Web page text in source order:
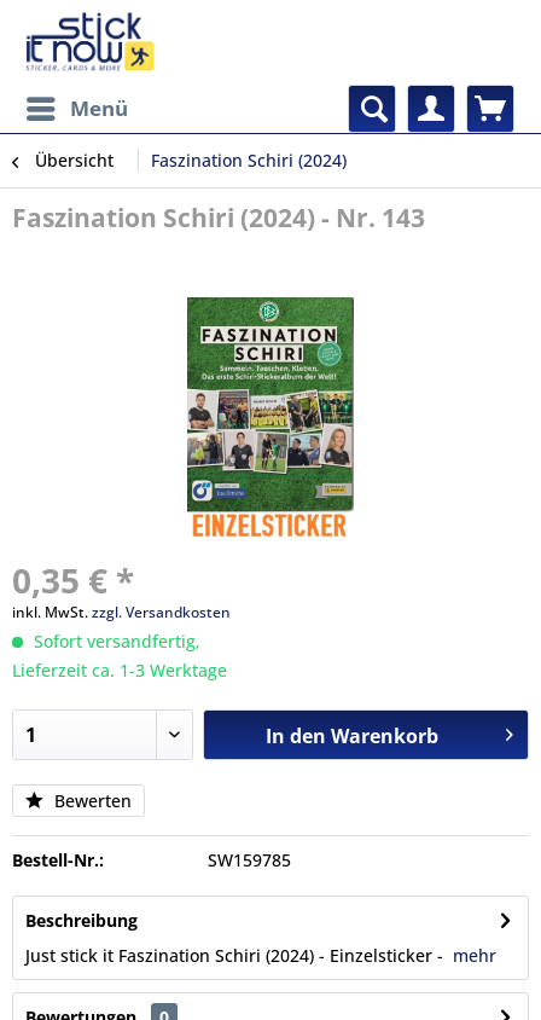
Menü
Übersicht Faszination Schiri (2024)
Faszination Schiri (2024) - Nr. 143
0,35 € *
inkl. MwSt.zzgl. Versandkosten
Sofort versandfertig,
Lieferzeit ca. 1-3 Werktage
In den Warenkorb
Bewerten
Bestell-Nr.: SW159785
Beschreibung
Just stick it Faszination Schiri (2024) - Einzelsticker - mehr